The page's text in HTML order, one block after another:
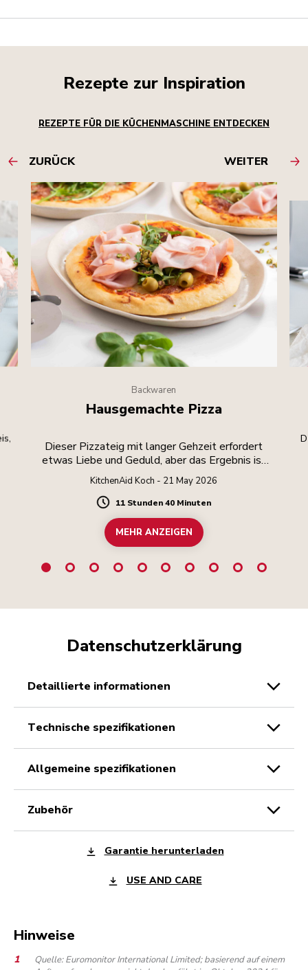
Rezepte zur Inspiration
REZEPTE FÜR DIE KÜCHENMASCHINE ENTDECKEN
ZURÜCK WEITER
Backwaren
Hausgemachte Pizza
Dieser Pizzateig mit langer Gehzeit erfordert
etwas Liebe und Geduld, aber das Ergebnis ist
die Mühe wert.
KitchenAid Koch - 21 May 2026
Duration
11 Stunden 40 Minuten
MEHR ANZEIGEN
Datenschutzerklärung
detaillierte informationen
technische spezifikationen
allgemeine spezifikationen
zubehör
Garantie herunterladen
USE AND CARE
Hinweise
Quelle: Euromonitor International Limited; basierend auf einem